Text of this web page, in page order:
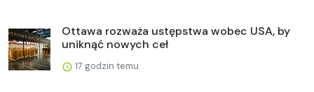
Ottawa rozważa ustępstwa wobec USA, by
uniknąć nowych ceł
17 godzin temu